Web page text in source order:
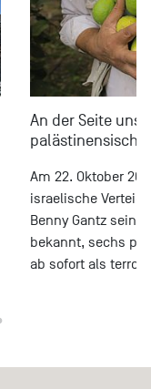
An der Seite
Am 22. Oktober
israelische
Benny Gantz
bekannt, sechs
ab sofort als